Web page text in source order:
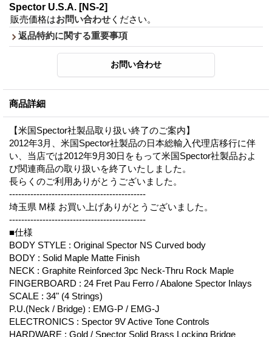
Spector U.S.A. [NS-2]
販売価格はお問い合わせ ください。
返品特約に関する重要事項
商品詳細
【米国Spector社製品取り扱い終了のご案内】
2012年3月、米国Spector社製品の日本総輸入代理店移行に伴
い、当店では2012年9月30日をもって米国Spector社製品およ
び関連商品の取り扱いを終了いたしました。
長らくのご利用ありがとうございました。
---------------------------------------------
埼玉県 M様 お買い上げありがとうございました。
---------------------------------------------
■仕様
BODY STYLE : Original Spector NS Curved body
BODY : Solid Maple Matte Finish
NECK : Graphite Reinforced 3pc Neck-Thru Rock Maple
FINGERBOARD : 24 Fret Pau Ferro / Abalone Spector Inlays
SCALE : 34" (4 Strings)
P.U.(Neck / Bridge) : EMG-P / EMG-J
ELECTRONICS : Spector 9V Active Tone Controls
HARDWARE : Gold / Spector Solid Brass Locking Bridge